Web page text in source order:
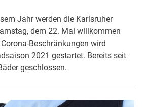
Jahr werden die Karlsruher
dem 22. Mai willkommen
Beschränkungen wird
2021 gestartet. Bereits seit
geschlossen.